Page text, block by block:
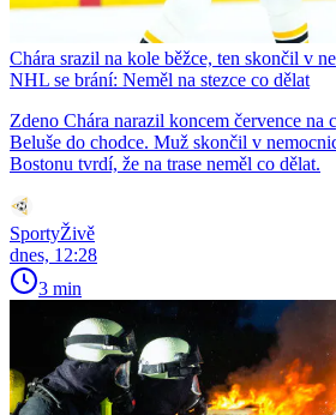
Chára srazil na kole běžce, ten skončil v
NHL se brání: Neměl na stezce co dělat
Zdeno Chára narazil koncem července na
Beluše do chodce. Muž skončil v
Bostonu tvrdí, že na trase neměl co dělat.
SportyŽivě
dnes, 12:28
3 min